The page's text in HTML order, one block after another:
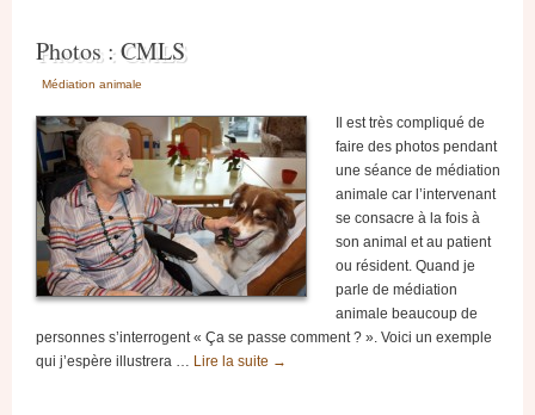
Photos : CMLS
Médiation animale
Il est très compliqué de
faire des photos pendant
une séance de médiation
animale car l’intervenant
se consacre à la fois à
son animal et au patient
ou résident. Quand je
parle de médiation
animale beaucoup de
personnes s’interrogent « Ça se passe comment ? ». Voici un exemple
qui j’espère illustrera … Lire la suite →